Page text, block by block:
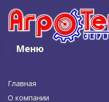
Меню
Главная
О компании